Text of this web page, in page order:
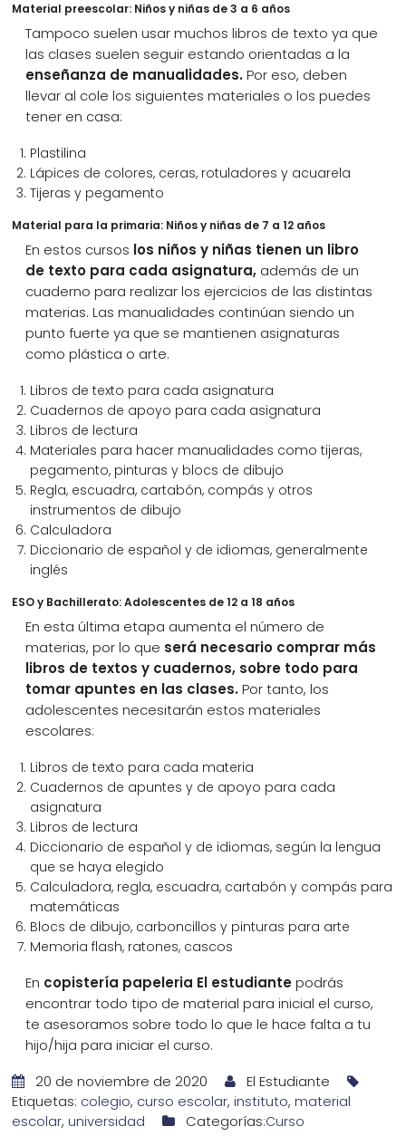
Material preescolar: Niños y niñas de 3 a 6 años
Tampoco suelen usar muchos libros de texto ya que
las clases suelen seguir estando orientadas a la
enseñanza de manualidades.Por eso, deben
llevar al cole los siguientes materiales o los puedes
tener en casa:
Plastilina
Lápices de colores, ceras, rotuladores y acuarela
Tijeras y pegamento
Material para la primaria: Niños y niñas de 7 a 12 años
En estos cursos los niños y niñas tienen un libro
de texto para cada asignatura, además de un
cuaderno para realizar los ejercicios de las distintas
materias. Las manualidades continúan siendo un
punto fuerte ya que se mantienen asignaturas
como plástica o arte.
Libros de texto para cada asignatura
Cuadernos de apoyo para cada asignatura
Libros de lectura
Materiales para hacer manualidades como tijeras,
pegamento, pinturas y blocs de dibujo
Regla, escuadra, cartabón, compás y otros
instrumentos de dibujo
Calculadora
Diccionario de español y de idiomas, generalmente
inglés
ESO y Bachillerato: Adolescentes de 12 a 18 años
En esta última etapa aumenta el número de
materias, por lo que será necesario comprar más
libros de textos y cuadernos, sobre todo para
tomar apuntes en las clases.Por tanto, los
adolescentes necesitarán estos materiales
escolares:
Libros de texto para cada materia
Cuadernos de apuntes y de apoyo para cada
asignatura
Libros de lectura
Diccionario de español y de idiomas, según la lengua
que se haya elegido
Calculadora, regla, escuadra, cartabón y compás para
matemáticas
Blocs de dibujo, carboncillos y pinturas para arte
Memoria flash, ratones, cascos
En copistería papeleria El estudiantepodrás
encontrar todo tipo de material para inicial el curso,
te asesoramos sobre todo lo que le hace falta a tu
hijo/hija para iniciar el curso.
20 de noviembre de 2020
El Estudiante
Etiquetas: colegio, curso escolar,instituto,material
escolar,universidad Categorías:Curso